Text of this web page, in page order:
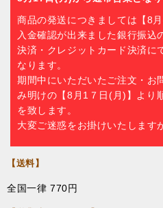
商品の発送につきましては【8
入金確認が出来ました銀行振込
決済・クレジットカード決済に
なります。
期間中にいただいたご注文・お
み明けの【8月1７日(月)】より
を致します。
大変ご迷惑をお掛けいたします
【送料】
全国一律 770円